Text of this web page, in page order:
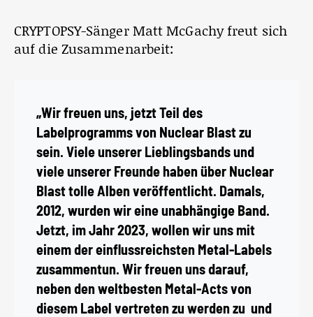
CRYPTOPSY-Sänger Matt McGachy freut sich
auf die Zusammenarbeit:
„Wir freuen uns, jetzt Teil des
Labelprogramms von Nuclear Blast zu
sein. Viele unserer Lieblingsbands und
viele unserer Freunde haben über Nuclear
Blast tolle Alben veröffentlicht. Damals,
2012, wurden wir eine unabhängige Band.
Jetzt, im Jahr 2023, wollen wir uns mit
einem der einflussreichsten Metal-Labels
zusammentun. Wir freuen uns darauf,
neben den weltbesten Metal-Acts von
diesem Label vertreten zu werden zu und